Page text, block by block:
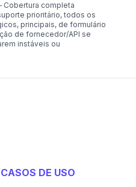
Cobertura completa
prioritário, todos os
principais, de formulário
de fornecedor/API se
instáveis ou
DE USO